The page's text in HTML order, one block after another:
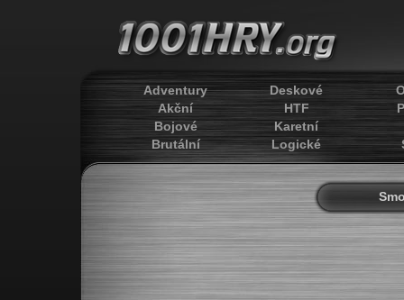
Adventury
Akční
Bojové
Brutální
Deskové
HTF
Karetní
Logické